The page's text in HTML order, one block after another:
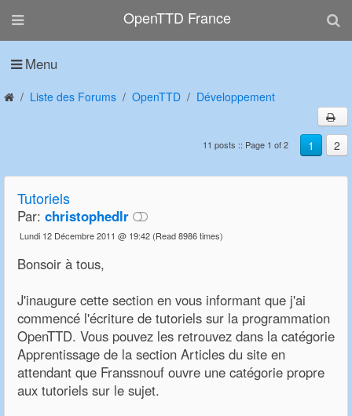
OpenTTD France
Menu
Liste des Forums OpenTTD Développement
1 2
11 posts :: Page 1 of 2
Tutoriels
Par: christophedlr
Lundi 12 Décembre 2011 @ 19:42 (Read 8986 times)
Bonsoir à tous,
J'inaugure cette section en vous informant que j'ai
commencé l'écriture de tutoriels sur la programmation
OpenTTD. Vous pouvez les retrouvez dans la catégorie
Apprentissage de la section Articles du site en
attendant que Franssnouf ouvre une catégorie propre
aux tutoriels sur le sujet.